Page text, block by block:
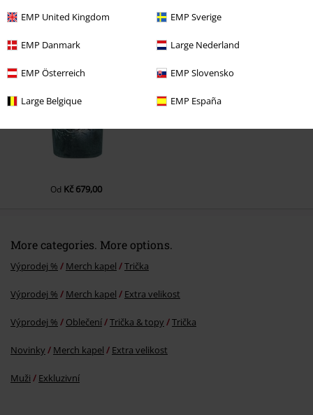
EMP United Kingdom EMP Sverige
EMP Danmark Large Nederland
EMP Österreich EMP Slovensko
Large Belgique EMP España
Od Kč 679,00
More categories. More options.
Výprodej % Merch kapel Trička
Výprodej % Merch kapel Extra velikost
Výprodej % Oblečení Trička & topy Trička
Novinky Merch kapel Extra velikost
Muži Exkluzivní